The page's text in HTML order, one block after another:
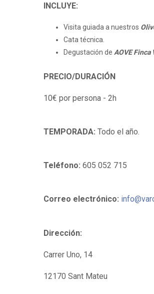
INCLUYE:
Visita guiada a nuestros
Cata técnica.
Degustación de AOVE Finca
PRECIO/DURACIÓN
10€ por persona - 2h
TEMPORADA: Todo el año.
Teléfono: 605 052 715
Correo electrónico:
Dirección:
Carrer Uno, 14
12170 Sant Mateu